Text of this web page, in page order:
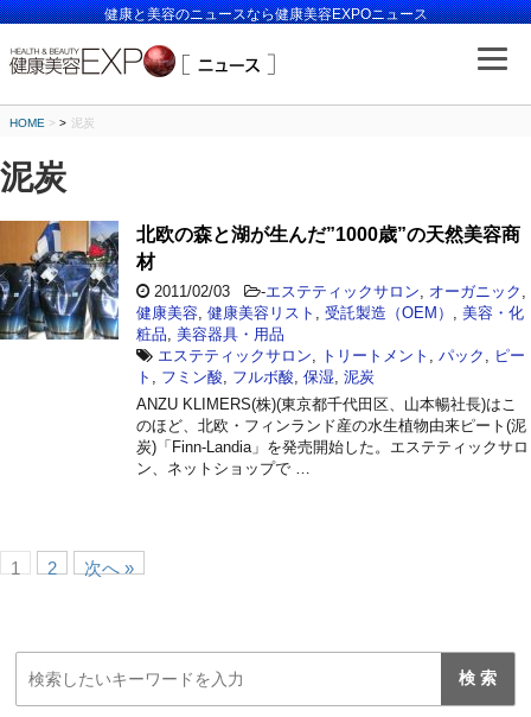
健康と美容のニュースなら健康美容EXPOニュース
HOME > 泥炭
泥炭
北欧の森と湖が生んだ”1000歳”の天然美容商
材
2011/02/03 -エステティックサロン オーガニック
健康美容 健康美容リスト 受託製造（OEM）
美容・化
粧品 美容器具・用品
エステティックサロン
トリートメント パック
ピー
ト
フミン酸 フルボ酸 保湿 泥炭
ANZU KLIMERS(株)(東京都千代田区、山本暢社長)はこ
のほど、北欧・フィンランド産の水生植物由来ピート(泥
炭)「Finn-Landia」を発売開始した。エステティックサロ
ン、ネットショップで …
1 2 次へ »